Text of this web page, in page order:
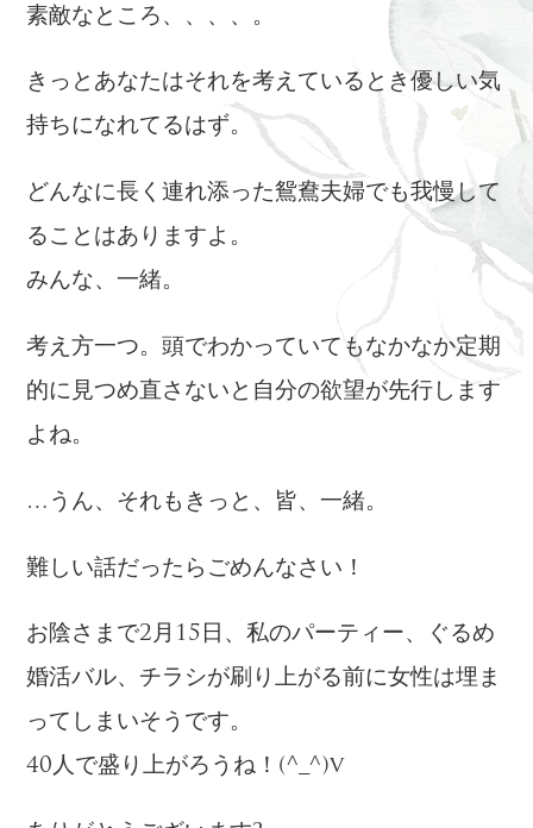
素敵なところ、、、、。
きっとあなたはそれを考えているとき優しい気
持ちになれてるはず。
どんなに長く連れ添った鴛鴦夫婦でも我慢して
ることはありますよ。
みんな、一緒。
考え方一つ。頭でわかっていてもなかなか定期
的に見つめ直さないと自分の欲望が先行します
よね。
…うん、それもきっと、皆、一緒。
難しい話だったらごめんなさい！
お陰さまで2月15日、私のパーティー、ぐるめ
婚活バル、チラシが刷り上がる前に女性は埋ま
ってしまいそうです。
40人で盛り上がろうね！(^_^)v